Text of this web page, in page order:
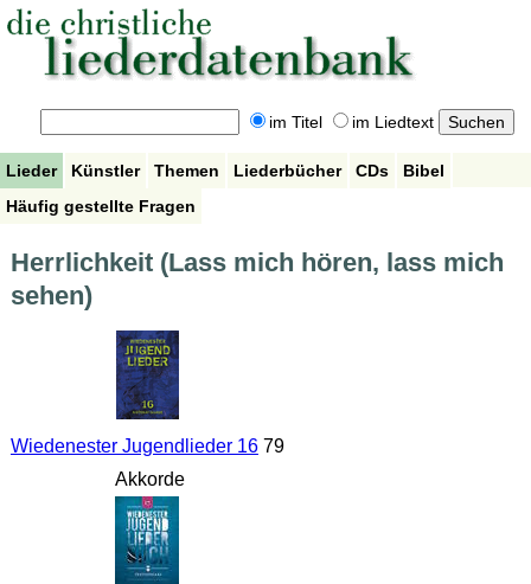
im Titel im Liedtext
Lieder Künstler Themen Liederbücher CDs
Bibel
Häufig gestellte Fragen
Herrlichkeit (Lass mich hören, lass mich
sehen)
Wiedenester Jugendlieder 1679
Akkorde